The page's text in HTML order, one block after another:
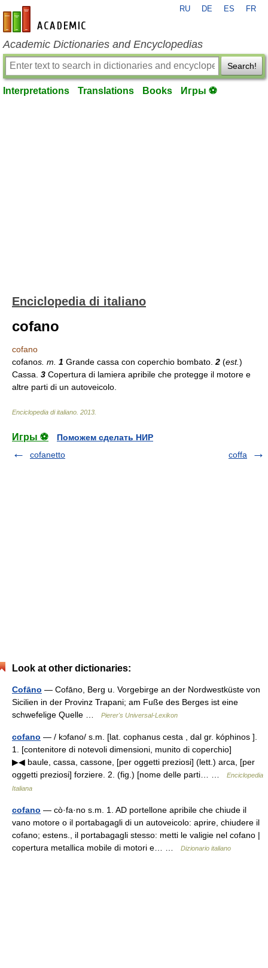
en-academic.com
RU DE ES FR
Academic Dictionaries and Encyclopedias
Search!
Interpretations Translations Books Игры ⚽
Enciclopedia di italiano
cofano
cofano
cofanos. m. 1 Grande cassa con coperchio bombato. 2 (est.)
Cassa. 3 Copertura di lamiera apribile che protegge il motore e
altre parti di un autoveicolo.
Enciclopedia di italiano 2013
Игры ⚽
Поможем сделать НИР
cofanetto
coffa
Look at other dictionaries:
Cofāno — Cofāno, Berg u. Vorgebirge an der Nordwestküste von
Sicilien in der Provinz Trapani; am Fuße des Berges ist eine
schwefelige Quelle …
Pierer's Universal-Lexikon
cofano — / kɔfano/ s.m. [lat. cophanus cesta , dal gr. kóphinos ].
1. [contenitore di notevoli dimensioni, munito di coperchio]
▶◀ baule, cassa, cassone, [per oggetti preziosi] (lett.) arca, [per
oggetti preziosi] forziere. 2. (fig.) [nome delle parti… …
Enciclopedia
Italiana
cofano — cò·fa·no s.m. 1. AD portellone apribile che chiude il
vano motore o il portabagagli di un autoveicolo: aprire, chiudere il
cofano; estens., il portabagagli stesso: metti le valigie nel cofano |
copertura metallica mobile di motori e… …
Dizionario italiano